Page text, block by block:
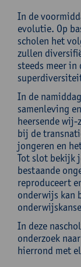
In de
evolutie. Op
scholen het
zullen
steeds meer in
In de
samenleving
heersende
bij de
jongeren en
Tot slot bekijk
bestaande
reproduceert
onderwijs kan
In deze
onderzoek
hierrond met